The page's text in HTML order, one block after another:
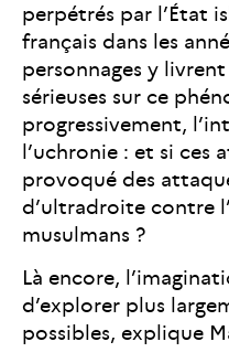
perpétrés par l’État
français dans les
personnages y
sérieuses sur ce
progressivement,
l’uchronie : et si ces
provoqué des
d’ultradroite contre
musulmans ?
Là encore,
d’explorer plus
possibles, explique